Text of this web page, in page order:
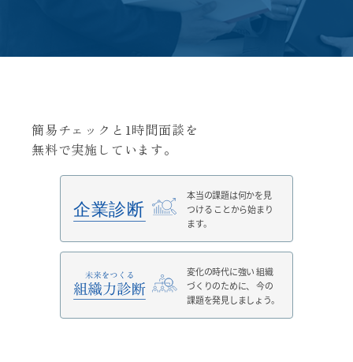
簡易チェックと1時間面談を
無料で実施しています。
本当の課題は何かを見
つける ことから始まり
ます。
変化の時代に強い組織
づくりのために、
今の
課題を発見しましょう。